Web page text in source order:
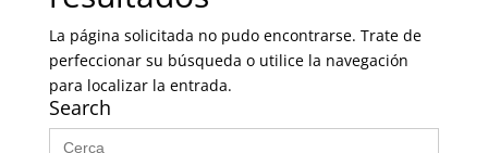
La página solicitada no pudo encontrarse. Trate de
perfeccionar su búsqueda o utilice la navegación
para localizar la entrada.
Search
Buscar: